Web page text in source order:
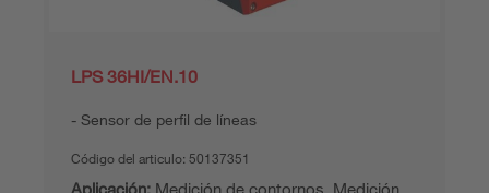
LPS 36HI/EN.10
Sensor de perfil de líneas
Código del articulo: 50137351
Aplicación: Medición de contornos, Medición